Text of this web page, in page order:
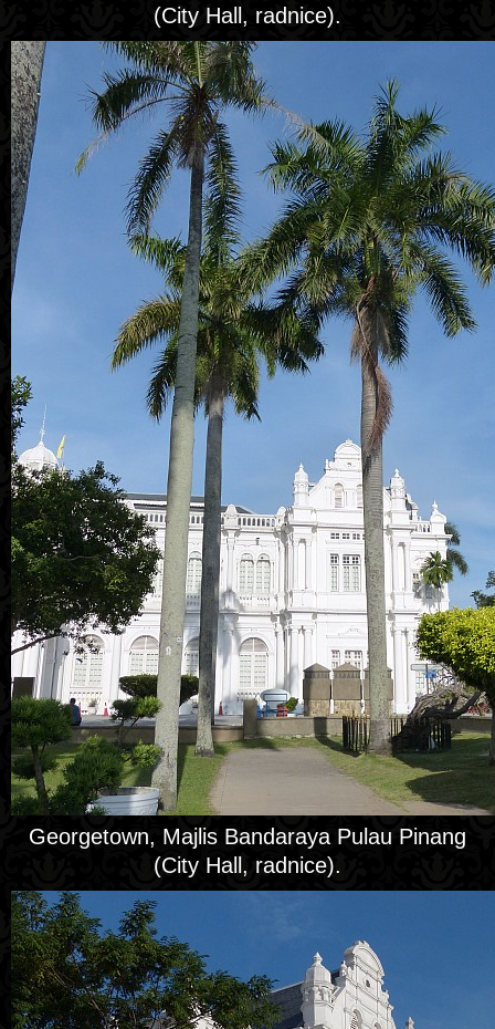
(City Hall, radnice).
Georgetown, Majlis Bandaraya Pulau Pinang
(City Hall, radnice).